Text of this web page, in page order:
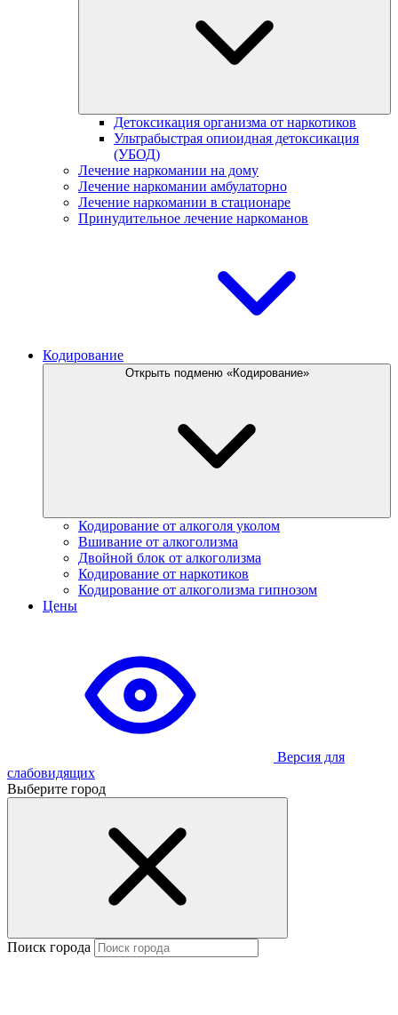
Детоксикация организма от наркотиков
Ультрабыстрая опиоидная детоксикация
(УБОД)
Лечение наркомании на дому
Лечение наркомании амбулаторно
Лечение наркомании в стационаре
Принудительное лечение наркоманов
Кодирование
Открыть подменю «Кодирование»
Кодирование от алкоголя уколом
Вшивание от алкоголизма
Двойной блок от алкоголизма
Кодирование от наркотиков
Кодирование от алкоголизма гипнозом
Цены
Версия для
слабовидящих
Выберите город
Поиск города